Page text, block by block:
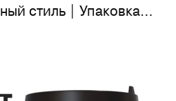
Брендинг | Фирменный стиль | Упаковка для молока | Лого